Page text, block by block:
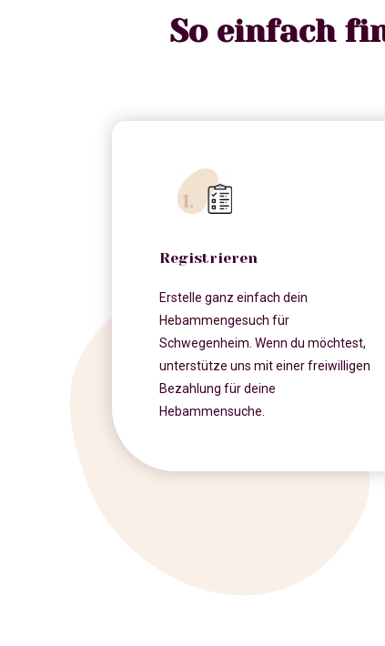
So einfach
Registrieren
Erstelle ganz einfach dein
Hebammengesuch für
Schwegenheim. Wenn du möchtest,
unterstütze uns mit einer freiwilligen
Bezahlung für deine
Hebammensuche.